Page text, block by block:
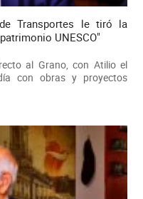
Transportes le tiró la
UNESCO"
al Grano, con Atilio el
con obras y proyectos